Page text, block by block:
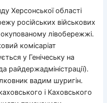
Херсонської області
російських військових
окупованому лівобережжі.
комісаріат
у Генічеську на
райдержадміністрації).
вадим шуригін.
і Каховського